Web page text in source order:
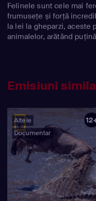
Felinele sunt cele mai
frumusețe și forță
la lei la gheparzi, aceste
animalelor, arătând
Emisiuni
Altele
Documentar